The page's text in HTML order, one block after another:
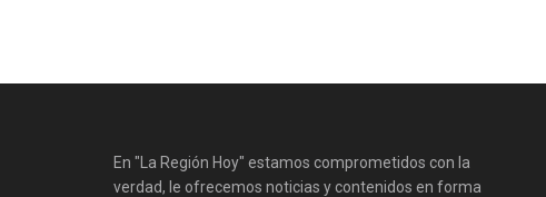
En "La Región Hoy" estamos comprometidos con la
verdad, le ofrecemos noticias y contenidos en forma